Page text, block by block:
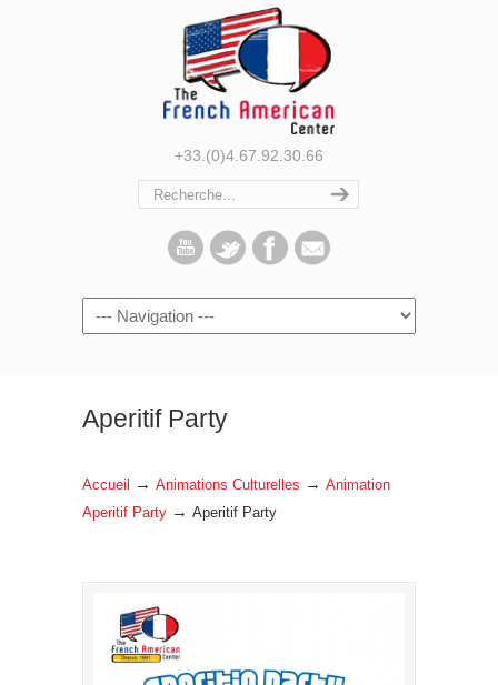
+33.(0)4.67.92.30.66
Navigation
Aperitif Party
Accueil → Animations Culturelles → Animation
Aperitif Party → Aperitif Party